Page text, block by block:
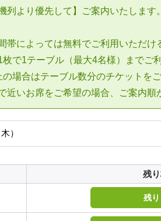
列より優先して】ご案内いたします。
帯によっては無料でご利用いただけ
で1テーブル（最大4名様）までご利
場合はテーブル数分のチケットをご
近いお席をご希望の場合、ご案内順
残
残